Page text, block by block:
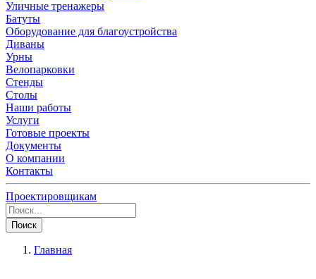
Уличные тренажеры
Батуты
Оборудование для благоустройства
Диваны
Урны
Велопарковки
Стенды
Столы
Наши работы
Услуги
Готовые проекты
Документы
О компании
Контакты
Проектировщикам
Поиск
Главная